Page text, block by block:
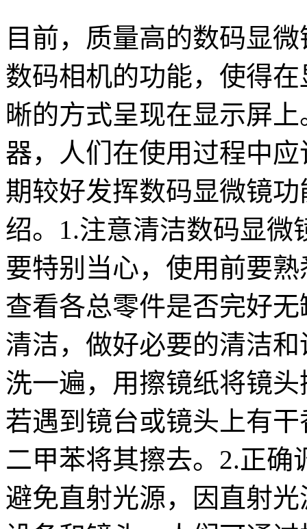
目前，质量高的数码显
数码相机的功能，使得
晰的方式呈现在显示屏
器，人们在使用过程中
期较好发挥数码显微镜
绍。1.注意清洁数码显
要特别当心，使用前要
查看各总零件是否完好
清洁，做好必要的清洁
洗一遍，用擦镜纸将镜
若遇到镜台或镜头上有
二甲苯将其擦去。2.正
避免直射光源，因直射